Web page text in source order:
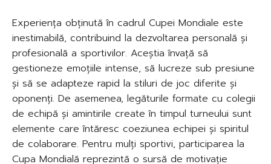
Experiența obținută în cadrul Cupei Mondiale este
inestimabilă, contribuind la dezvoltarea personală și
profesională a sportivilor. Aceștia învață să
gestioneze emoțiile intense, să lucreze sub presiune
și să se adapteze rapid la stiluri de joc diferite și
oponenți. De asemenea, legăturile formate cu colegii
de echipă și amintirile create în timpul turneului sunt
elemente care întăresc coeziunea echipei și spiritul
de colaborare. Pentru mulți sportivi, participarea la
Cupa Mondială reprezintă o sursă de motivație